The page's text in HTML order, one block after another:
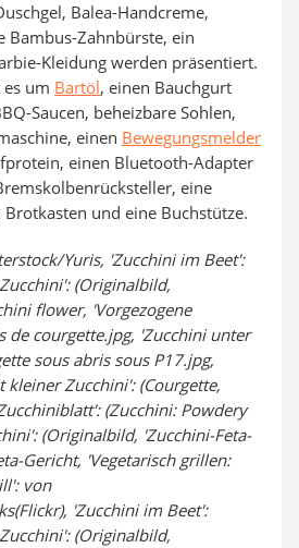
Balea-Handcreme,
Bambus-Zahnbürste, ein
Kleidung werden präsentiert.
um Bartöl, einen Bauchgurt
Saucen, beheizbare Sohlen,
einen Bewegungsmelder
einen Bluetooth-Adapter
eine
und eine Buchstütze.
Yuris, 'Zucchini im Beet':
(Originalbild,
flower, 'Vorgezogene
de courgette.jpg, 'Zucchini unter
sous abris sous P17.jpg,
kleiner Zucchini': (Courgette,
(Zucchini: Powdery
(Originalbild, 'Zucchini-Feta-
Gericht, 'Vegetarisch grillen:
von
'Zucchini im Beet':
(Originalbild,